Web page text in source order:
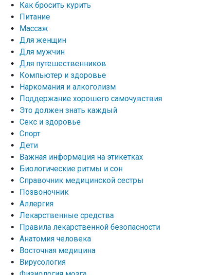
Как бросить курить
Питание
Массаж
Для женщин
Для мужчин
Для путешественников
Компьютер и здоровье
Наркомания и алкоголизм
Поддержание хорошего самочувствия
Это должен знать каждый
Секс и здоровье
Спорт
Дети
Важная информация на этикетках
Биологические ритмы и сон
Справочник медицинской сестры
Позвоночник
Аллергия
Лекарственные средства
Правила лекарственной безопасности
Aнатомия человека
Восточная медицина
Вирусология